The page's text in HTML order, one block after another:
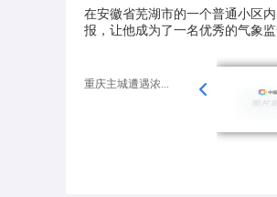
在安徽省芜湖市的一个普通小区
报，让他成为了一名优秀的气象
重庆主城遭遇浓...